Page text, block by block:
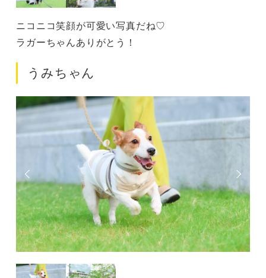
ニコニコ笑顔が可愛い写真だね♡
ラガーちゃんありがとう！
うみちゃん